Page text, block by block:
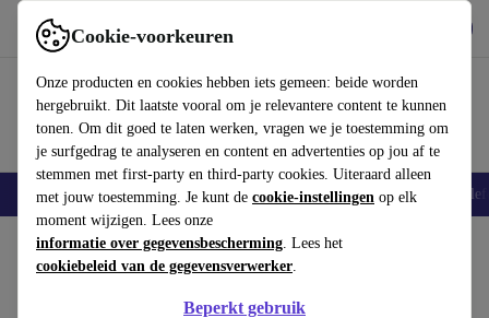
Cookie-voorkeuren
Onze producten en cookies hebben iets gemeen: beide worden
hergebruikt. Dit laatste vooral om je relevantere content te kunnen
tonen. Om dit goed te laten werken, vragen we je toestemming om
je surfgedrag te analyseren en content en advertenties op jou af te
stemmen met first-party en third-party cookies. Uiteraard alleen
met jouw toestemming. Je kunt de cookie-instellingen op elk
moment wijzigen. Lees onze
informatie over gegevensbescherming. Lees het
cookiebeleid van de gegevensverwerker.
Beperkt gebruik
Gebruik refurbed snel en eenvoudig
Smartphones Laptops Tablets Smartwatches Accessoires
Verkoop je Sony Xperia 10 : Functionaliteit